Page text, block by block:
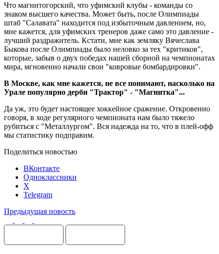
Что магнитогорский, что уфимский клубы - команды со
знаком высшего качества. Может быть, после Олимпиады
штаб "Салавата" находится под избыточным давлением, но,
мне кажется, для уфимских тренеров даже само это давление -
лучший раздражитель. Кстати, мне как земляку Вячеслава
Быкова после Олимпиады было неловко за тех "критиков",
которые, забыв о двух победах нашей сборной на чемпионатах
мира, мгновенно начали свои "ковровые бомбардировки".
В Москве, как мне кажется, не все понимают, насколько на
Урале популярно дерби "Трактор" - "Магнитка"...
Да уж, это будет настоящее хоккейное сражение. Откровенно
говоря, в ходе регулярного чемпионата нам было тяжело
рубиться с "Металлургом". Вся надежда на то, что в плей-офф
мы статистику подправим.
Поделиться новостью
ВКонтакте
Одноклассники
X
Telegram
Предыдущая новость